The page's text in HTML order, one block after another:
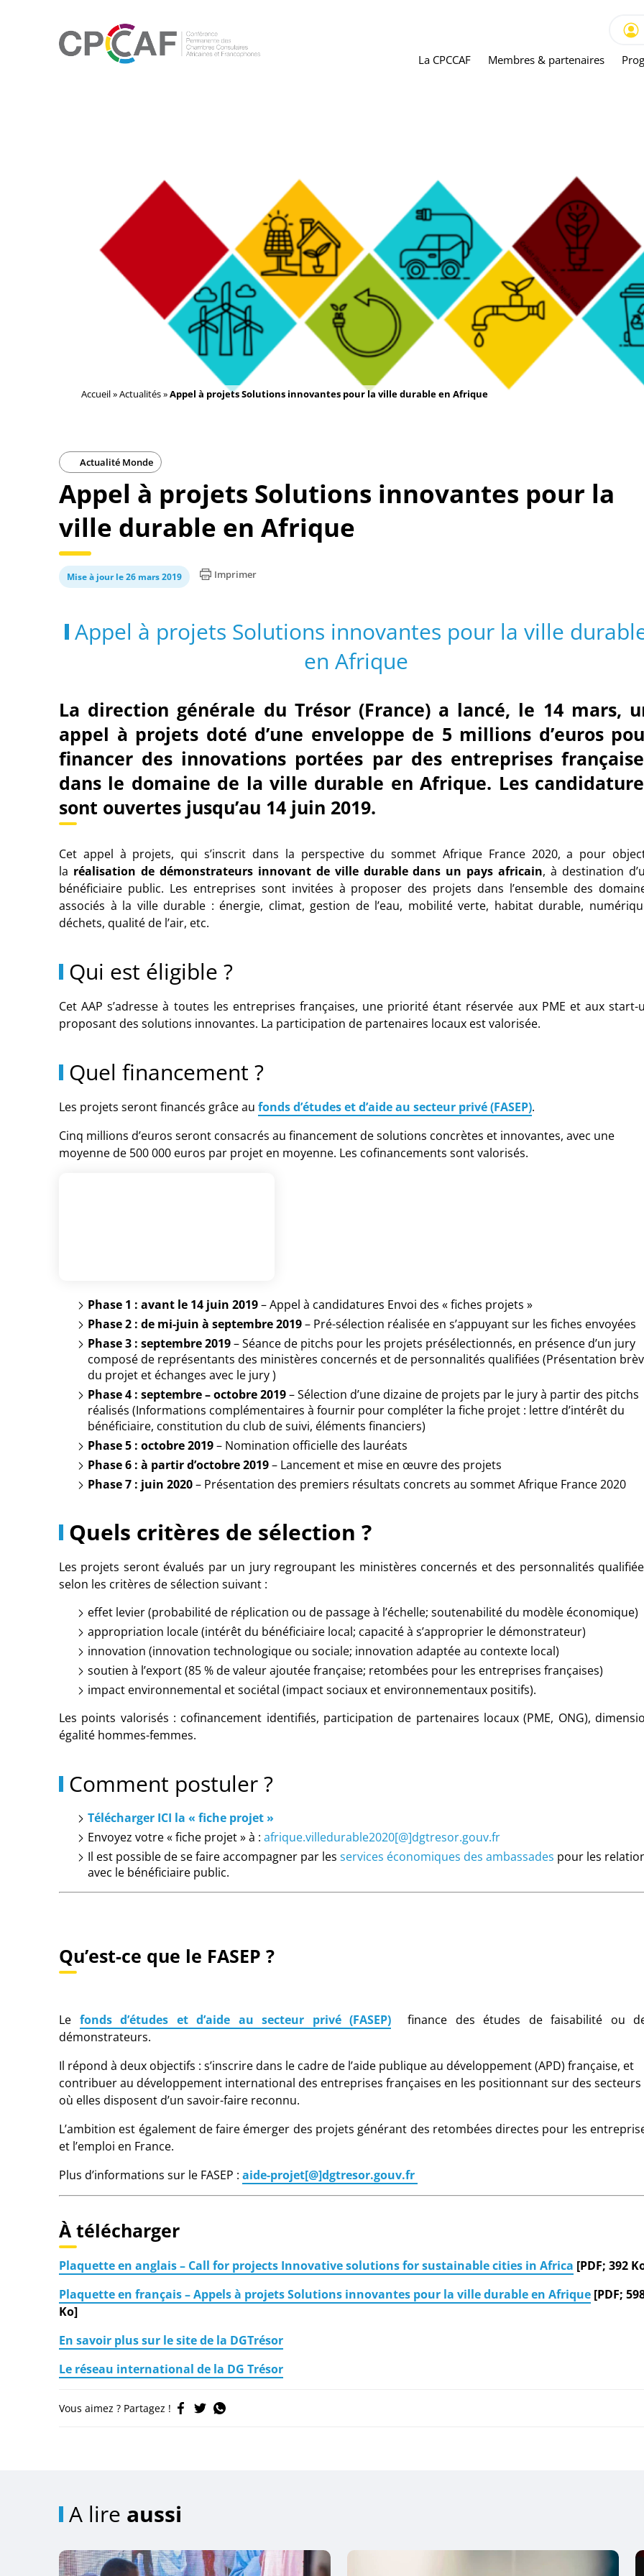
La CPCCAF Membres & partenaires
Accueil»Actualités»Appel à projets Solutions innovantes pour la ville durable en Afrique
Actualité Monde
Appel à projets Solutions innovantes pour la
ville durable en Afrique
Mise à jour le 26 mars 2019 Imprimer
Appel à projets Solutions innovantes pour la ville
en Afrique
La direction générale du Trésor (France) a lancé, le 14 mars,
appel à projets doté d’une enveloppe de 5 millions d’euros
financer des innovations portées par des entreprises
dans le domaine de la ville durable en Afrique. Les
sont ouvertes jusqu’au 14 juin 2019.
Cet appel à projets, qui s’inscrit dans la perspective du sommet Afrique France 2020, a pour
la réalisation de démonstrateurs innovant de ville durable dans un pays africain, à destination
bénéficiaire public. Les entreprises sont invitées à proposer des projets dans l’ensemble des
associés à la ville durable : énergie, climat, gestion de l’eau, mobilité verte, habitat durable,
déchets, qualité de l’air, etc.
Qui est éligible ?
Cet AAP s’adresse à toutes les entreprises françaises, une priorité étant réservée aux PME et aux start-
proposant des solutions innovantes. La participation de partenaires locaux est valorisée.
Quel financement ?
Les projets seront financés grâce au fonds d’études et d’aide au secteur privé (FASEP).
Cinq millions d’euros seront consacrés au financement de solutions concrètes et innovantes, avec une
moyenne de 500 000 euros par projet en moyenne. Les cofinancements sont valorisés.
Phase 1 : avant le 14 juin 2019– Appel à candidatures Envoi des « fiches projets »
Phase 2 : de mi-juin à septembre 2019– Pré-sélection réalisée en s’appuyant sur les fiches envoyées
Phase 3 : septembre 2019– Séance de pitchs pour les projets présélectionnés, en présence d’un jury
composé de représentants des ministères concernés et de personnalités qualifiées (Présentation
du projet et échanges avec le jury )
Phase 4 : septembre – octobre 2019– Sélection d’une dizaine de projets par le jury à partir des pitchs
réalisés (Informations complémentaires à fournir pour compléter la fiche projet : lettre d’intérêt du
bénéficiaire, constitution du club de suivi, éléments financiers)
Phase 5 : octobre 2019– Nomination officielle des lauréats
Phase 6 : à partir d’octobre 2019– Lancement et mise en œuvredes projets
Phase 7 : juin 2020– Présentation des premiers résultats concrets au sommet Afrique France 2020
Quels critères de sélection ?
Les projets seront évalués par un jury regroupant les ministères concernés et des personnalités
selon les critères de sélection suivant :
effet levier (probabilité de réplication ou de passage à l’échelle; soutenabilité du modèle économique)
appropriation locale (intérêt du bénéficiaire local; capacité à s’approprier le démonstrateur)
innovation (innovation technologique ou sociale; innovation adaptée au contexte local)
soutien à l’export (85 % de valeur ajoutée française; retombées pour les entreprises françaises)
impact environnemental et sociétal (impact sociaux et environnementaux positifs).
Les points valorisés : cofinancement identifiés, participation de partenaires locaux (PME, ONG),
égalité hommes-femmes.
Comment postuler ?
Télécharger ICI la « fiche projet »
Envoyez votre « fiche projet » à : afrique.villedurable2020[@]dgtresor.gouv.fr
Il est possible de se faire accompagner par les services économiques des ambassades pour les
avec le bénéficiaire public.
Qu’est-ce que le FASEP ?
Le fonds d’études et d’aide au secteur privé (FASEP) finance des études de faisabilité ou
démonstrateurs.
Il répond à deux objectifs : s’inscrire dans le cadre de l’aide publique au développement (APD) française, et
contribuer au développement international des entreprises françaises en les positionnant sur des secteurs
où elles disposent d’un savoir-faire reconnu.
L’ambition est également de faire émerger des projets générant des retombées directes pour les
et l’emploi en France.
Plus d’informations sur le FASEP : aide-projet[@]dgtresor.gouv.fr
À télécharger
Plaquette en anglais – Call for projects Innovative solutions for sustainable cities in Africa [PDF; 392
Plaquette en français – Appels à projets Solutions innovantes pour la ville durable en Afrique [PDF;
Ko]
En savoir plus sur le site de la DGTrésor
Le réseau international de la DG Trésor
Vous aimez ? Partagez !
A lire aussi